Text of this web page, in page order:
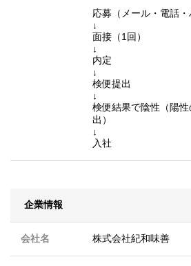
応募（メール・電話・
↓
面接（1回）
↓
内定
↓
検便提出
↓
検便結果で陰性（陽
出）
↓
入社
企業情報
会社名 株式会社紀和味善